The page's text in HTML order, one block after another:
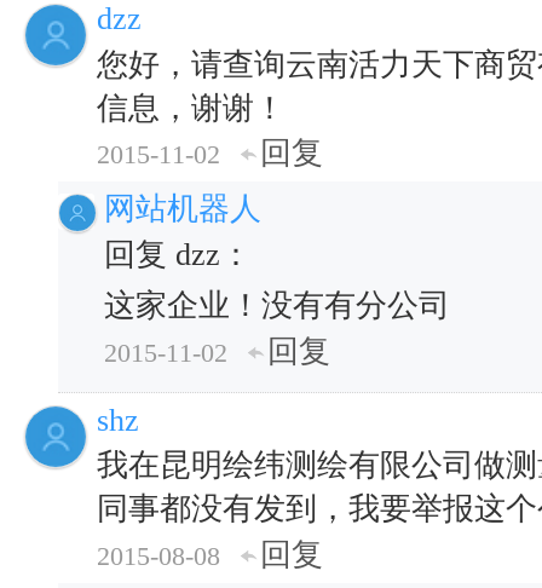
dzz
您好，请查询云南活力天下商
信息，谢谢！
2015-11-02
回复
网站机器人
回复 dzz：
这家企业！没有有分公司
2015-11-02
回复
shz
我在昆明绘纬测绘有限公司做
同事都没有发到，我要举报这
2015-08-08
回复